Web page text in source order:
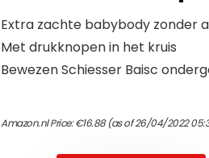
Extra zachte babybody zonder
Met drukknopen in het kruis
Bewezen Schiesser Baisc
Amazon.nl Price:€16.88(as of 26/04/2022